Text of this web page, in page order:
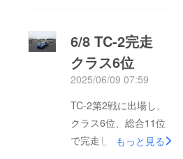
は総合16位、クラス4
位で完走。デミオは走
行中のクラッシュがあ
りながら走行を続けた
ものの、ラスト1周で
ガス欠し完走まであと
少しのところで終わっ
6/8 TC-2完走
クラス6位
2025/06/09 07:59
TC-2第2戦に出場し、
クラス6位、総合11位
で完走しました。今回
もっと見る